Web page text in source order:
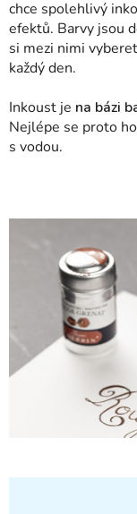
chce spolehlivý
efektů. Barvy jsou
si mezi nimi
každý den.
Inkoust je na bázi
Nejlépe se proto
s vodou.